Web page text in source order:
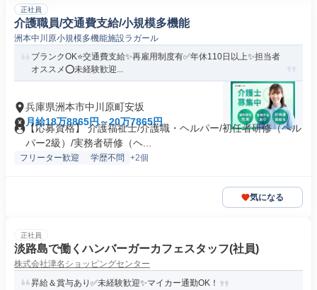
正社員
介護職員/交通費支給/小規模多機能
洲本中川原小規模多機能施設ラガール
ブランクOK⭐️交通費支給✨再雇用制度有✅️年休110日以上✨担当者
オススメ⭕️未経験歓迎...
兵庫県洲本市中川原町安坂
月給18万8865円～20万7865円
【応募資格】 介護福祉士/介護職・ヘルパー/初任者研修（ヘル
パー2級）/実務者研修（ヘ...
フリーター歓迎 学歴不問 +2個
気になる
正社員
淡路島で働くハンバーガーカフェスタッフ(社員)
株式会社津名ショッピングセンター
昇給＆賞与あり✅未経験歓迎✨マイカー通勤OK！